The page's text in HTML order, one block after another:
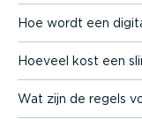
Hoe wordt een
Hoeveel kost een
Wat zijn de regels